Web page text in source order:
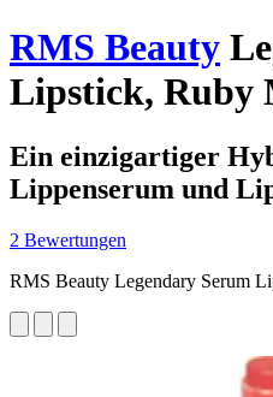
RMS Beauty
Lipstick, Ruby
Ein einzigartiger
Lippenserum und
2 Bewertungen
RMS Beauty Legendary Serum